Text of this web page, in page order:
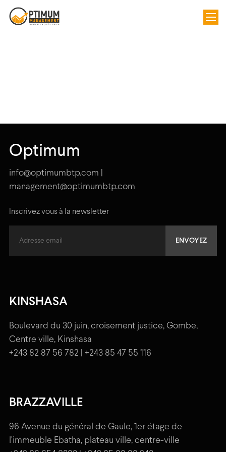
Optimum
info@optimumbtp.com |
management@optimumbtp.com
Inscrivez vous à la newsletter
KINSHASA
Boulevard du 30 juin, croisement justice, Gombe,
Centre ville, Kinshasa
+243 82 87 56 782 | +243 85 47 55 116
BRAZZAVILLE
96 Avenue du général de Gaule, 1er étage de
l'immeuble Ebatha, plateau ville, centre-ville